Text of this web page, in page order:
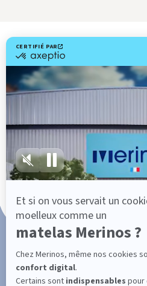
Livraison gratuite
Fabrication
101 nuits d'essai*
Paiement en 3x ou